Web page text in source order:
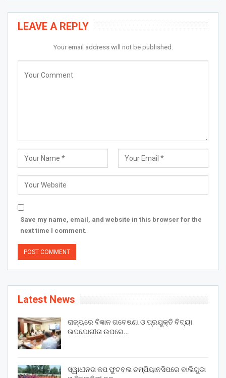
LEAVE A REPLY
Your email address will not be published.
Save my name, email, and website in this browser for the
next time I comment.
Latest News
ରାଜ୍ୟରେ ବିଜ୍ଞାନ ଗବେଷଣା ଓ ପ୍ରଯୁକ୍ତି ବିଦ୍ୟା
ଉପଯୋଗୀତା ଉପରେ…
ସ୍ୱାଧୀନତା କପ ଫୁଟବଲ ଚମ୍ପିୟାନସିପରେ ବାଲିଗୁଡା